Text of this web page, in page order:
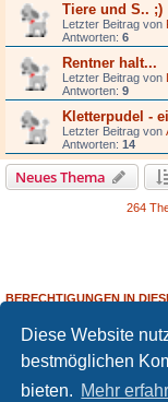
Diese Website
bestmöglichen
bieten. Mehr
Tiere und S.. ;)
Letzter Beitrag von
Antworten: 6
Rentner halt...
Letzter Beitrag von
Antworten: 9
Kletterpudel -
Letzter Beitrag von
Antworten: 14
Neues Thema
264
BERECHTIGUNGEN IN
Du darfstkeineAntworten zu
Du darfst deine Beiträge in